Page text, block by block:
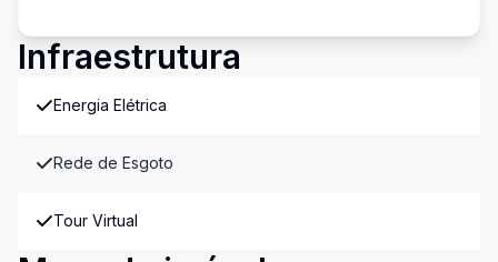
Infraestrutura
Energia Elétrica
Rede de Esgoto
Tour Virtual